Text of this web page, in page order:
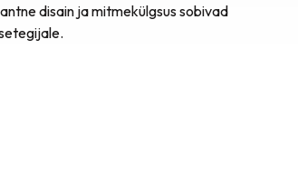
disain ja mitmekülgsus sobivad